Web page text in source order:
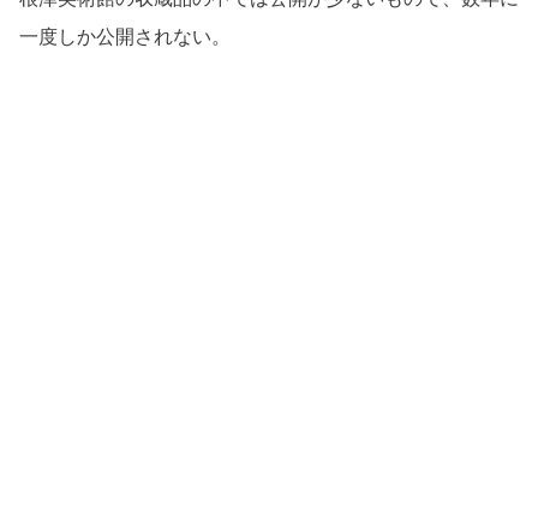
一度しか公開されない。